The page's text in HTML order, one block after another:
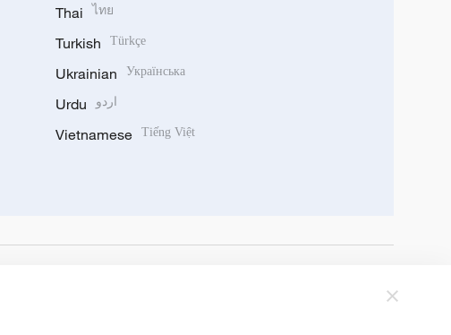
Thai ไทย
Turkish Türkçe
Ukrainian Українська
Urdu اردو
Vietnamese Tiếng Việt